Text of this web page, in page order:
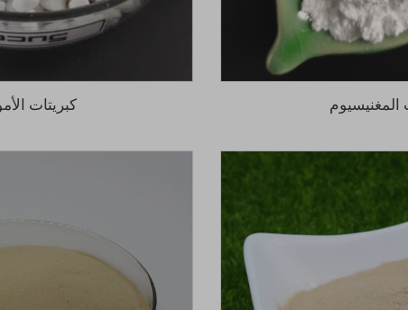
المغنيسيوم كبريتات